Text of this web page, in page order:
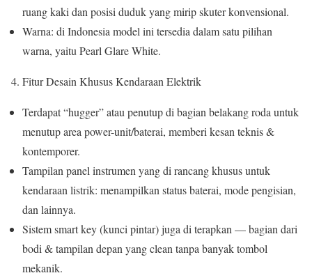
ruang kaki dan posisi duduk yang mirip skuter konvensional.
Warna: di Indonesia model ini tersedia dalam satu pilihan
warna, yaitu Pearl Glare White.
Fitur Desain Khusus Kendaraan Elektrik
Terdapat “hugger” atau penutup di bagian belakang roda untuk
menutup area power-unit/baterai, memberi kesan teknis &
kontemporer.
Tampilan panel instrumen yang di rancang khusus untuk
kendaraan listrik: menampilkan status baterai, mode pengisian,
dan lainnya.
Sistem smart key (kunci pintar) juga di terapkan — bagian dari
bodi & tampilan depan yang clean tanpa banyak tombol
mekanik.